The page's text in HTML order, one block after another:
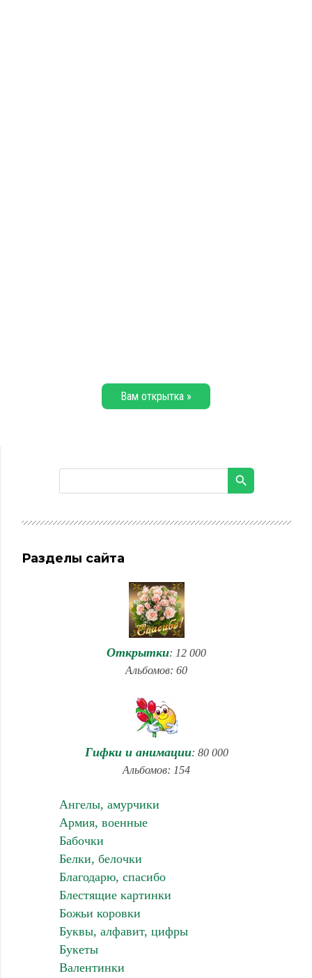
Вам открытка »
Разделы сайта
Открытки: 12 000
Альбомов: 60
Гифки и анимации: 80 000
Альбомов: 154
Ангелы, амурчики
Армия, военные
Бабочки
Белки, белочки
Благодарю, спасибо
Блестящие картинки
Божьи коровки
Буквы, алфавит, цифры
Букеты
Валентинки